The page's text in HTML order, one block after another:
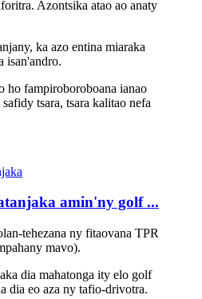
Azontsika atao ao anaty
ka azo entina miaraka
isan'andro.
ho fampiroboroboana ianao
tsara, tsara kalitao nefa
amin'ny golf ...
tehezana ny fitaovana TPR
mavo).
dia mahatonga ity elo golf
dia eo aza ny tafio-drivotra.